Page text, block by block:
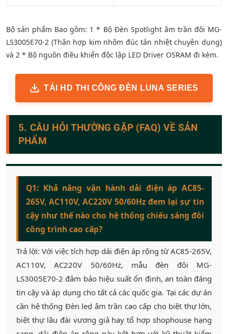
Bộ sản phẩm Bao gồm: 1 * Bộ Đèn Spotlight âm trần đôi MG-
LS3005E70-2 (Thân hợp kim nhôm đúc tản nhiệt chuyên dụng)
và 2 * Bộ nguồn điều khiển độc lập LED Driver OSRAM đi kèm.
TẢI HD THI CÔNG ĐÈN LUNA SERIES
5. CÂU HỎI THƯỜNG GẶP (FAQ) VỀ SẢN
PHẨM
Q1: Khả năng vận hành dải điện áp AC85-
265V, AC110V, AC220V 50/60Hz đem lại sự tin
cậy như thế nào cho hệ thống chiếu sáng đôi
công trình cao cấp?
Trả lời: Với việc tích hợp dải điện áp rộng từ AC85-265V,
AC110V, AC220V 50/60Hz, mẫu đèn đôi MG-
LS3005E70-2 đảm bảo hiệu suất ổn định, an toàn đáng
tin cậy và áp dụng cho tất cả các quốc gia. Tại các dự án
cần hệ thống Đèn led âm trần cao cấp cho biệt thự lớn,
biệt thự lâu đài vương giả hay tổ hợp shophouse hạng